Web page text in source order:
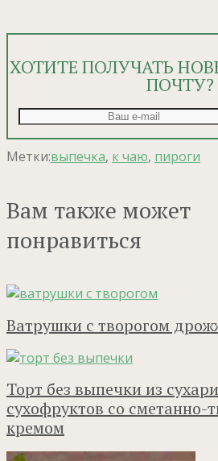
ХОТИТЕ ПОЛУЧАТЬ
ПОЧТУ?
Метки:выпечка, к чаю, пироги
Вам также может
понравиться
Ватрушки с творогом
Торт без выпечки из
сухофруктов со
кремом